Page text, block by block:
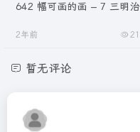
642 幅可画的画 – 7 三明治
2年前 21
暂无评论